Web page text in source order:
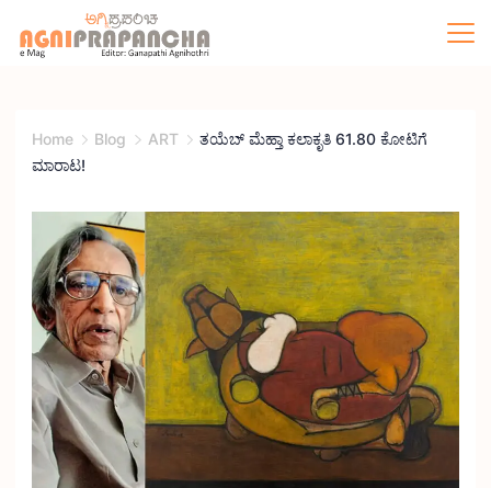
Home Blog ART
ತಯೆಬ್ ಮೆಹ್ತಾ ಕಲಾಕೃತಿ 61.80 ಕೋಟಿಗೆ
ಮಾರಾಟ!